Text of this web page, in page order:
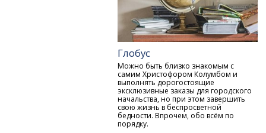
Глобус
Можно быть близко знакомым с
самим Христофором Колумбом и
выполнять дорогостоящие
эксклюзивные заказы для городского
начальства, но при этом завершить
свою жизнь в беспросветной
бедности. Впрочем, обо всём по
порядку.